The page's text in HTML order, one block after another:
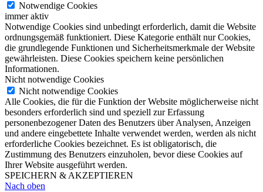
Notwendige Cookies
immer aktiv
Notwendige Cookies sind unbedingt erforderlich, damit die Website
ordnungsgemäß funktioniert. Diese Kategorie enthält nur Cookies,
die grundlegende Funktionen und Sicherheitsmerkmale der Website
gewährleisten. Diese Cookies speichern keine persönlichen
Informationen.
Nicht notwendige Cookies
Nicht notwendige Cookies
Alle Cookies, die für die Funktion der Website möglicherweise nicht
besonders erforderlich sind und speziell zur Erfassung
personenbezogener Daten des Benutzers über Analysen, Anzeigen
und andere eingebettete Inhalte verwendet werden, werden als nicht
erforderliche Cookies bezeichnet. Es ist obligatorisch, die
Zustimmung des Benutzers einzuholen, bevor diese Cookies auf
Ihrer Website ausgeführt werden.
SPEICHERN & AKZEPTIEREN
Nach oben